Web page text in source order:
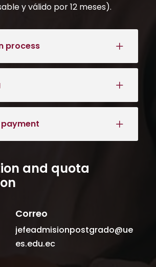
y válido por 12 meses).
process
and quota
Correo
jefeadmisionpostgrado@ue
es.edu.ec